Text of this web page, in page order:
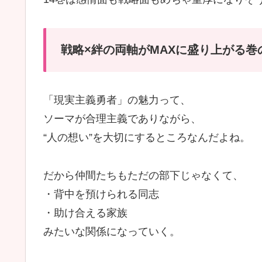
戦略×絆の両軸がMAXに盛り上がる巻
「現実主義勇者」の魅力って、
ソーマが合理主義でありながら、
“人の想い”を大切にするところなんだよね。
だから仲間たちもただの部下じゃなくて、
・背中を預けられる同志
・助け合える家族
みたいな関係になっていく。